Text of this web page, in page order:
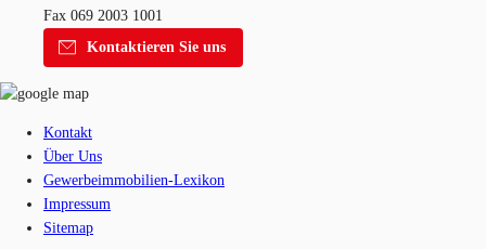
Marktinformationen
Mehrwert
Ihre Ansprechpartner
Favoriten
Kontaktieren Sie uns
Fax 069 2003 1001
Kontaktieren Sie uns
Kontakt
Über Uns
Gewerbeimmobilien-Lexikon
Impressum
Sitemap